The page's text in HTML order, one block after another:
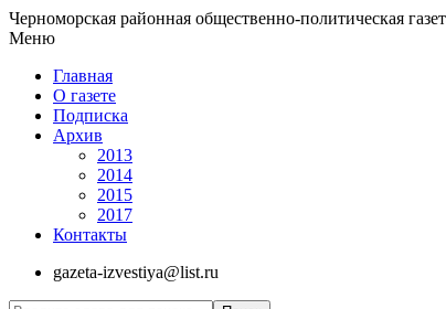
Черноморская районная общественно-политическая
Меню
Главная
О газете
Подписка
Архив
2013
2014
2015
2017
Контакты
gazeta-izvestiya@list.ru